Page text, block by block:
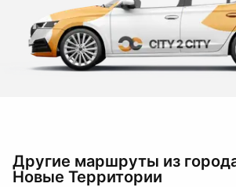
Другие маршруты из
Новые Территории